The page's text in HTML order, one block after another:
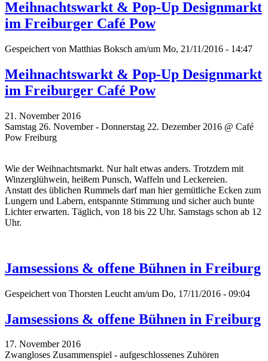
Meihnachtswarkt & Pop-Up Designmarkt
im Freiburger Café Pow
Gespeichert von Matthias Boksch am/um Mo, 21/11/2016 - 14:47
Meihnachtswarkt & Pop-Up Designmarkt
im Freiburger Café Pow
21. November 2016
Samstag 26. November - Donnerstag 22. Dezember 2016 @ Café
Pow Freiburg
Wie der Weihnachtsmarkt. Nur halt etwas anders. Trotzdem mit
Winzerglühwein, heißem Punsch, Waffeln und Leckereien.
Anstatt des üblichen Rummels darf man hier gemütliche Ecken zum
Lungern und Labern, entspannte Stimmung und sicher auch bunte
Lichter erwarten. Täglich, von 18 bis 22 Uhr. Samstags schon ab 12
Uhr.
Jamsessions & offene Bühnen in Freiburg
Gespeichert von Thorsten Leucht am/um Do, 17/11/2016 - 09:04
Jamsessions & offene Bühnen in Freiburg
17. November 2016
Zwangloses Zusammenspiel - aufgeschlossenes Zuhören